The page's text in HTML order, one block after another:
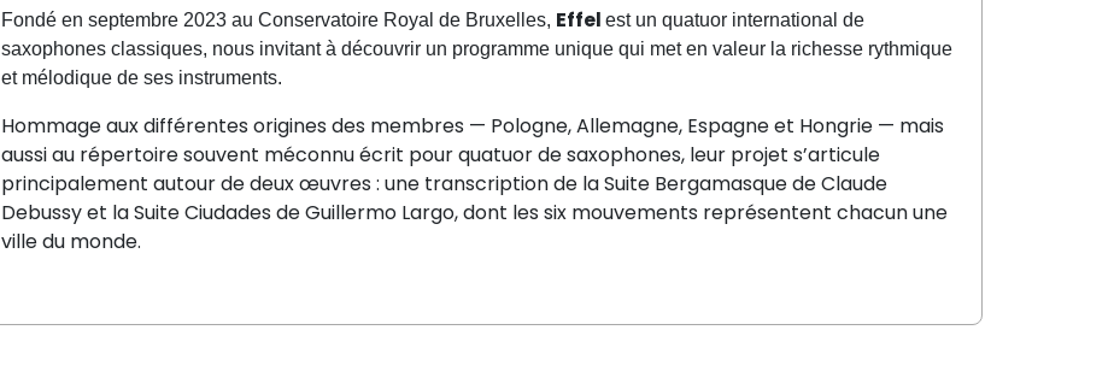
Fondé en septembre 2023 au Conservatoire Royal de Bruxelles, Effel est un quatuor international de
saxophones classiques, nous invitant à découvrir un programme unique qui met en valeur la richesse rythmique
et mélodique de ses instruments.
Hommage aux différentes origines des membres — Pologne, Allemagne, Espagne et Hongrie — mais
aussi au répertoire souvent méconnu écrit pour quatuor de saxophones, leur projet s’articule
principalement autour de deux œuvres : une transcription de la Suite Bergamasque de Claude
Debussy et la Suite Ciudades de Guillermo Largo, dont les six mouvements représentent chacun une
ville du monde.